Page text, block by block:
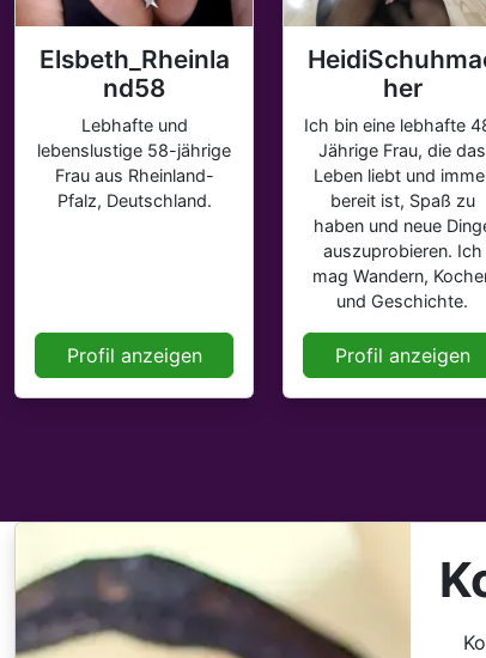
Elsbeth_Rheinla
nd58
Lebhafte und
lebenslustige 58-jährige
Frau aus Rheinland-
Pfalz, Deutschland.
Profil anzeigen
her
Ich bin eine lebhafte
Jährige Frau, die das
Leben liebt und
bereit ist, Spaß zu
haben und neue
auszuprobieren. Ich
mag Wandern,
und Geschichte.
Profil anzeigen